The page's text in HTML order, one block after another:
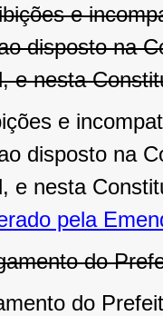
e
disposto na
e nesta
e
disposto na
e nesta
pela
do
do